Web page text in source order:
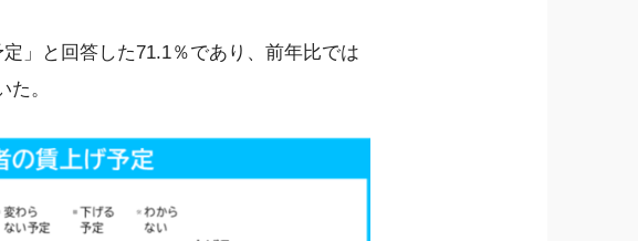
」と回答した71.1％であり、前年比では
。